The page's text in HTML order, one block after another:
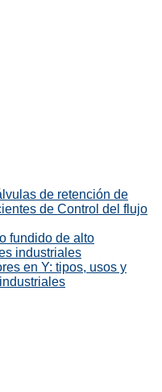
de retención de
de Control del flujo
fundido de alto
industriales
en Y: tipos, usos y